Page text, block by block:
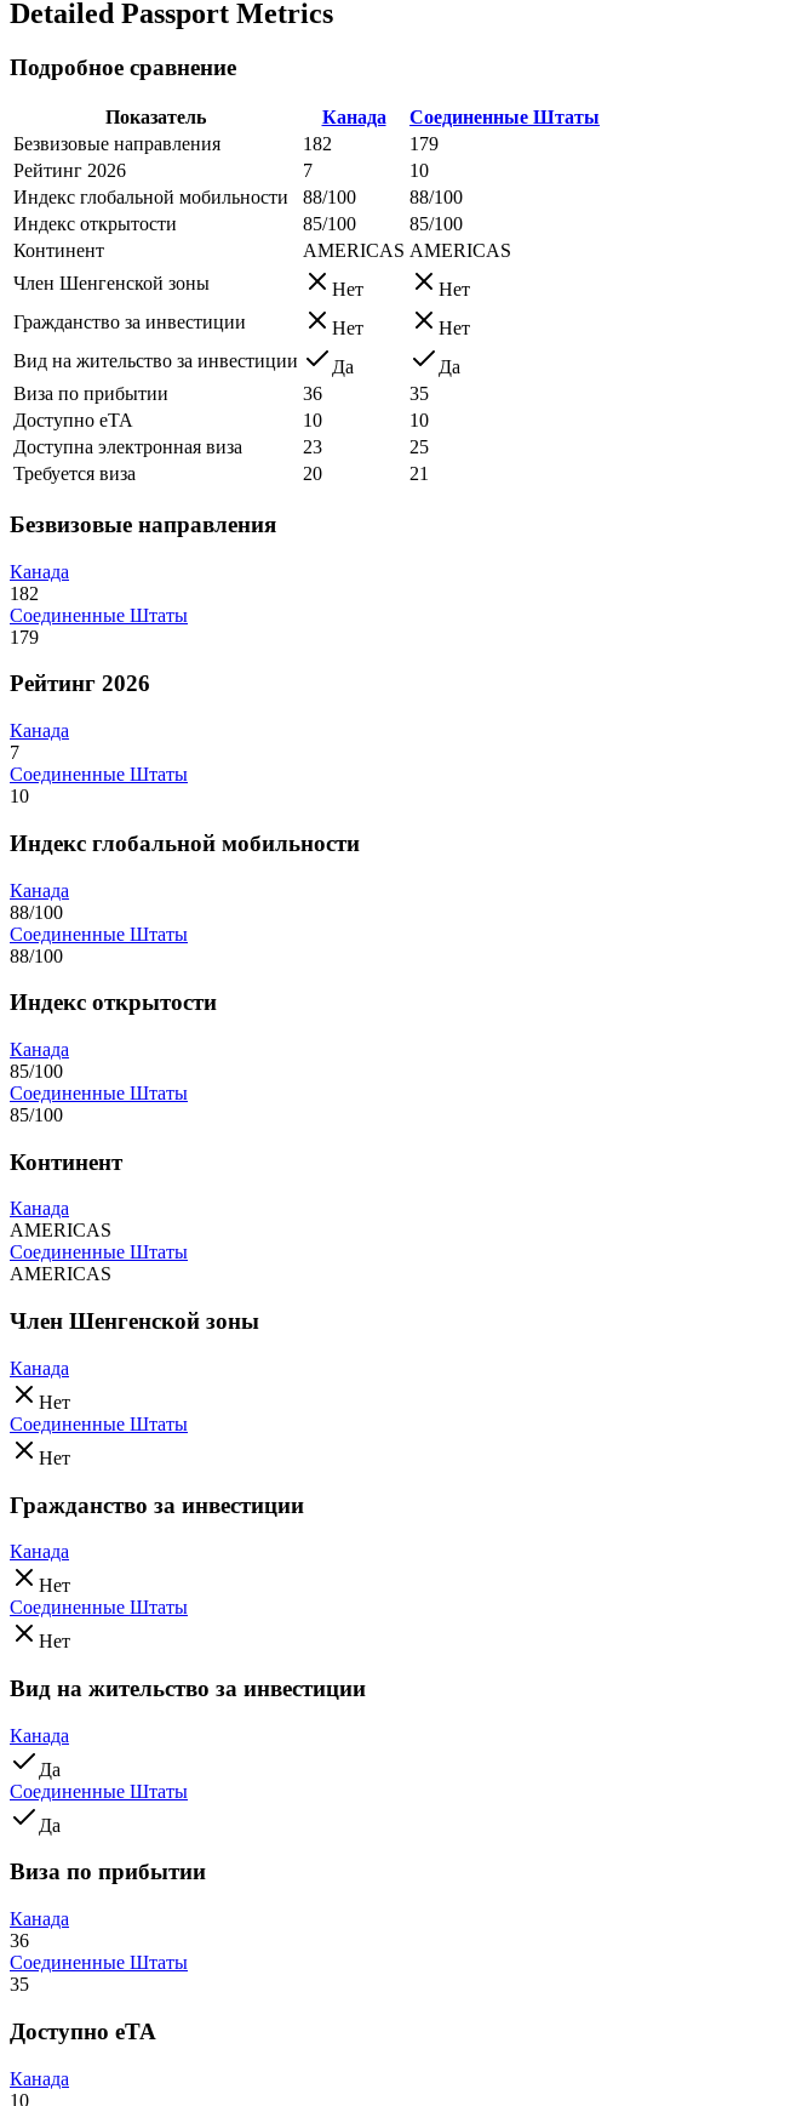
Detailed Passport Metrics
Подробное сравнение
Показатель Канада
Соединенные Штаты
Безвизовые направления
182
179
Рейтинг 2026
7
10
Индекс глобальной мобильности
88/100
88/100
Индекс открытости
85/100
85/100
Континент
AMERICAS AMERICAS
Член Шенгенской зоны
Нет
Нет
Гражданство за инвестиции
Нет
Нет
Вид на жительство за инвестиции
Да
Да
Виза по прибытии
36
35
Доступно eTA
10
10
Доступна электронная виза
23
25
Требуется виза
20 21
Безвизовые направления
Канада
182
Соединенные Штаты
179
Рейтинг 2026
Канада
7
Соединенные Штаты
10
Индекс глобальной мобильности
Канада
88/100
Соединенные Штаты
88/100
Индекс открытости
Канада
85/100
Соединенные Штаты
85/100
Континент
Канада
AMERICAS
Соединенные Штаты
AMERICAS
Член Шенгенской зоны
Канада
Нет
Соединенные Штаты
Нет
Гражданство за инвестиции
Канада
Нет
Соединенные Штаты
Нет
Вид на жительство за инвестиции
Канада
Да
Соединенные Штаты
Да
Виза по прибытии
Канада
36
Соединенные Штаты
35
Доступно eTA
Канада
10